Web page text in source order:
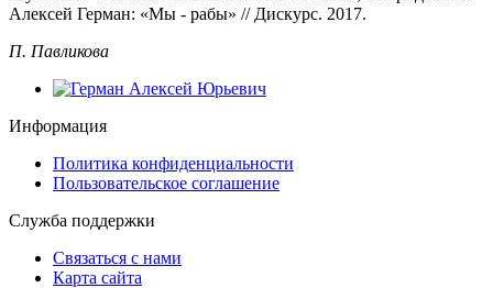
Алексей Герман: «Мы - рабы» // Дискурс. 2017.
П. Павликова
Информация
Политика конфиденциальности
Пользовательское соглашение
Служба поддержки
Связаться с нами
Карта сайта